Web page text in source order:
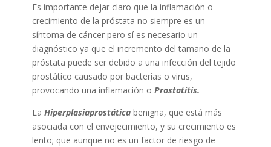
Es importante dejar claro que la inflamación o
crecimiento de la próstata no siempre es un
síntoma de cáncer pero sí es necesario un
diagnóstico ya que el incremento del tamaño de la
próstata puede ser debido a una infección del tejido
prostático causado por bacterias o virus,
provocando una inflamación o Prostatitis.
La Hiperplasiaprostática benigna, que está más
asociada con el envejecimiento, y su crecimiento es
lento; que aunque no es un factor de riesgo de